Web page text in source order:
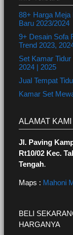
88+ Harga
Baru 2023/2024
9+ Desain Sofa
Trend 2023,
Set Kamar Tidur
2024 | 2025
Jual Tempat
Kamar Set
ALAMAT KAMI
Jl. Paving
Rt10/02 Kec.
Tengah.
Maps : Mahoni
BELI
HARGANYA